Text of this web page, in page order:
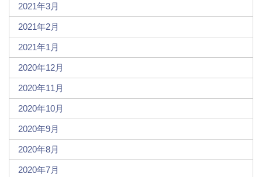
2021年3月
2021年2月
2021年1月
2020年12月
2020年11月
2020年10月
2020年9月
2020年8月
2020年7月